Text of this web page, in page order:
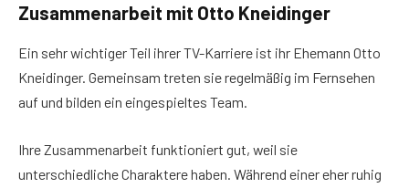
Zusammenarbeit mit Otto Kneidinger
Ein sehr wichtiger Teil ihrer TV-Karriere ist ihr Ehemann Otto
Kneidinger. Gemeinsam treten sie regelmäßig im Fernsehen
auf und bilden ein eingespieltes Team.
Ihre Zusammenarbeit funktioniert gut, weil sie
unterschiedliche Charaktere haben. Während einer eher ruhig